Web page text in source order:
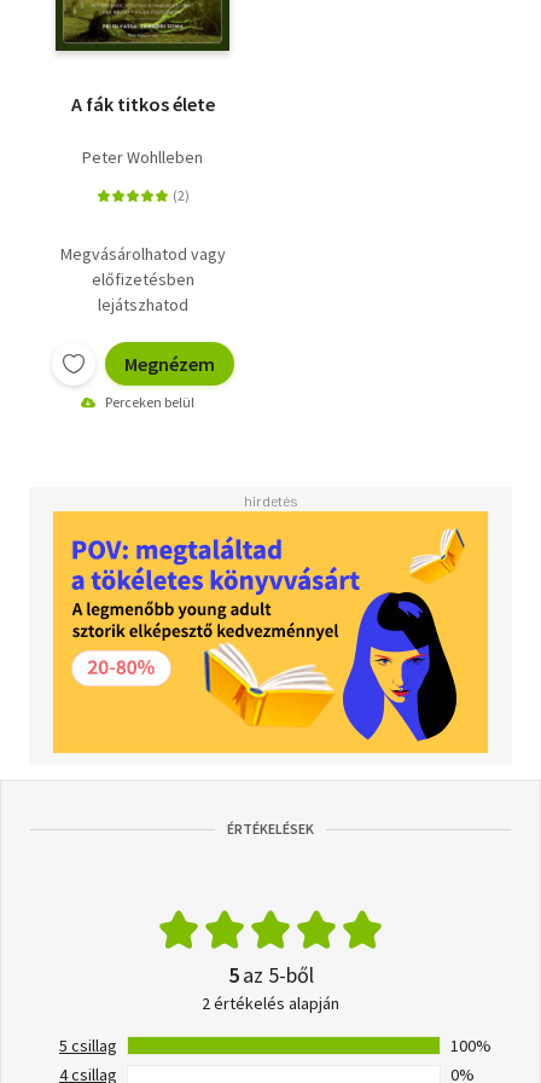
A fák titkos élete
Peter Wohlleben
Megvásárolhatod vagy
előfizetésben
lejátszhatod
Megnézem
Perceken belül
ÉRTÉKELÉSEK
5az 5-ből
2 értékelés alapján
5 csillag
100%
4 csillag
0%